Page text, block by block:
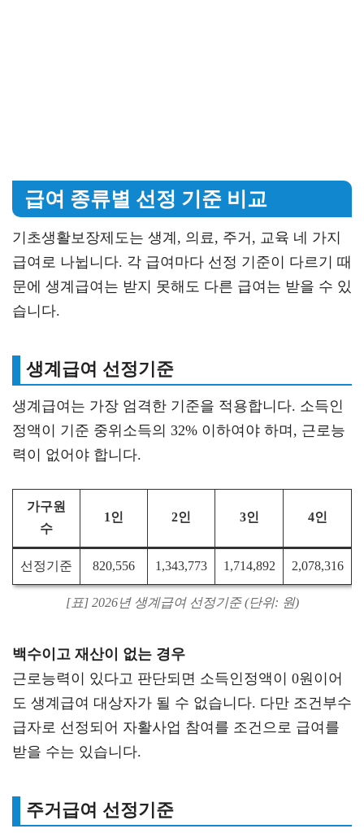
급여 종류별 선정 기준 비교
기초생활보장제도는 생계, 의료, 주거, 교육 네 가지
급여로 나뉩니다. 각 급여마다 선정 기준이 다르기 때
문에 생계급여는 받지 못해도 다른 급여는 받을 수 있
습니다.
생계급여 선정기준
생계급여는 가장 엄격한 기준을 적용합니다. 소득인
정액이 기준 중위소득의 32% 이하여야 하며, 근로능
력이 없어야 합니다.
가구원
수
1인 2인 3인 4인
선정기준 820,556 1,343,773 1,714,892 2,078,316
[표] 2026년 생계급여 선정기준 (단위: 원)
백수이고 재산이 없는 경우
근로능력이 있다고 판단되면 소득인정액이 0원이어
도 생계급여 대상자가 될 수 없습니다. 다만 조건부수
급자로 선정되어 자활사업 참여를 조건으로 급여를
받을 수는 있습니다.
주거급여 선정기준